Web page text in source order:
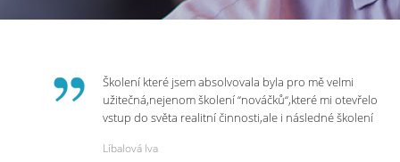
Školení které jsem absolvovala byla pro mě velmi
užitečná,nejenom školení “nováčků“,které mi otevřelo
vstup do světa realitní činnosti,ale i následné školení
p.Vendulce která s nesmírnou lidskostí,přesto
Líbalová Iva